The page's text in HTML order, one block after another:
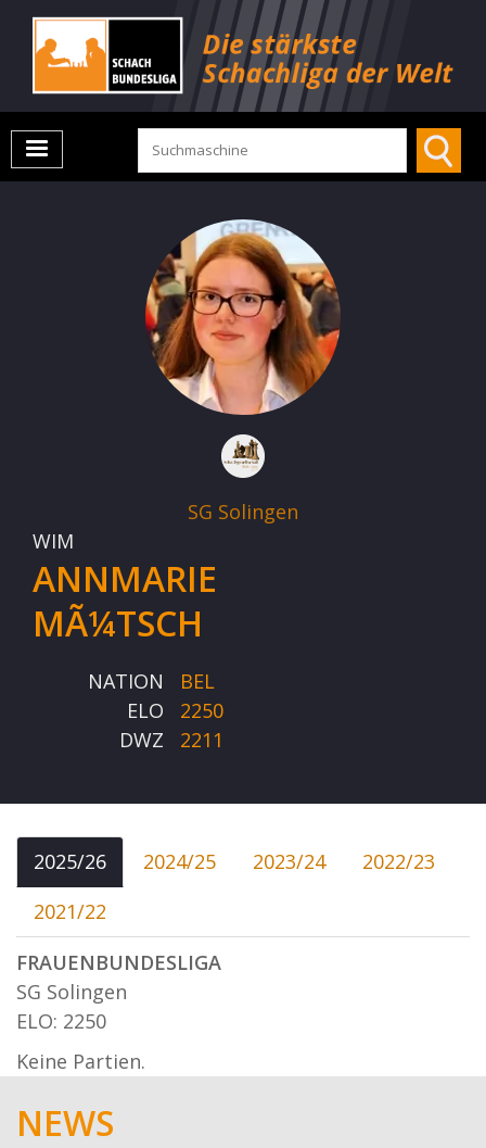
SG Solingen
WIM
ANNMARIE
MÃ¼TSCH
NATION
BEL
ELO
2250
DWZ
2211
2025/26 2024/25 2023/24
2022/23
2021/22
FRAUENBUNDESLIGA
SG Solingen
ELO: 2250
Keine Partien.
NEWS